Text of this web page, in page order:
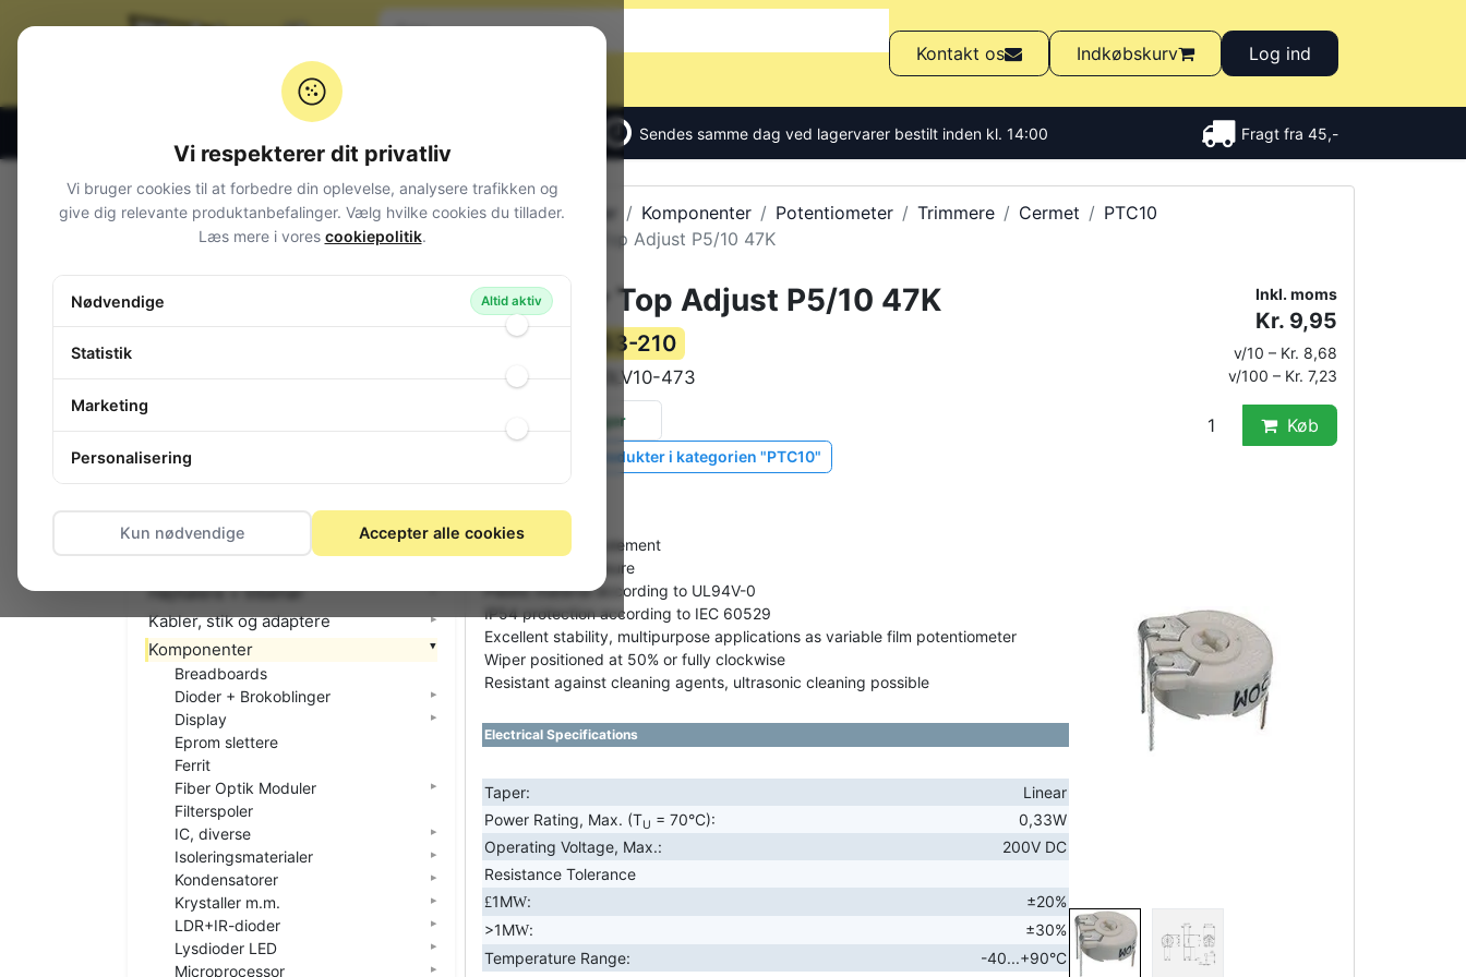
Kontakt os Indkøbskurv Log ind
Sendes samme dag ved lagervarer bestilt inden kl. 14:00 Fragt fra 45,-
Alle produkter Komponenter Potentiometer Trimmere Cermet
PTC10
Trimmer Top Adjust P5/10 47K
Trimmer Top Adjust P5/10 47K
153-210
Varekode: PTC10LV10-473
på lager
Vis lignende produkter i kategorien "PTC10"
Cermet resistive element
Dust-proof enclosure
Plastic material according to UL94V-0
IP54 protection according to IEC 60529
Excellent stability, multipurpose applications as variable film potentiometer
Wiper positioned at 50% or fully clockwise
Resistant against cleaning agents, ultrasonic cleaning possible
Electrical Specifications
Taper:
Linear
Power Rating, Max. (TU = 70°C):
0,33W
Operating Voltage, Max.:
200V DC
Resistance Tolerance
£1MW:
±20%
>1MW:
±30%
Temperature Range:
-40...+90°C
Inkl. moms
Kr. 9,95
v/10 – Kr. 8,68
v/100 – Kr. 7,23
Køb
Varegrupper
Audio
Computerudstyr
El-materiel (installation)
Foto
Højttalere + tilbehør
Kabler, stik og adaptere
Komponenter
Breadboards
Dioder + Brokoblinger
Display
Eprom slettere
Ferrit
Fiber Optik Moduler
Filterspoler
IC, diverse
Isoleringsmaterialer
Kondensatorer
Krystaller m.m.
LDR+IR-dioder
Lysdioder LED
Microprocessor
Vi respekterer dit privatliv
Vi bruger cookies til at forbedre din oplevelse, analysere trafikken og
give dig relevante produktanbefalinger. Vælg hvilke cookies du tillader.
Læs mere i vores cookiepolitik.
Nødvendige Altid aktiv
Statistik
Marketing
Personalisering
Kun nødvendige Accepter alle cookies